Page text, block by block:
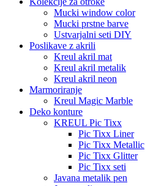
Mucki window color
Mucki prstne barve
Ustvarjalni seti DIY
Poslikave z akrili
Kreul akril mat
Kreul akril metalik
Kreul akril neon
Marmoriranje
Kreul Magic Marble
Deko konture
KREUL Pic Tixx
Pic Tixx Liner
Pic Tixx Metallic
Pic Tixx Glitter
Pic Tixx seti
Javana metalik pen